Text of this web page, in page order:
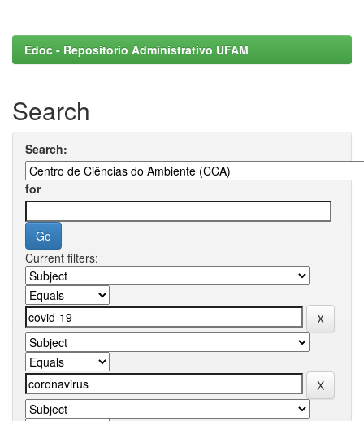
Edoc - Repositorio Administrativo UFAM
Search
Search:
for
Current filters: